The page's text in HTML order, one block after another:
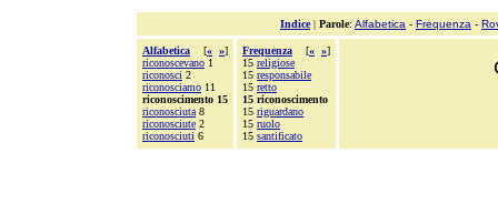
Indice| Parole: Alfabetica - Frequenza -
Alfabetica [« »]
riconoscevano 1
riconosci 2
riconosciamo 11
riconoscimento 15
riconosciuta 8
riconosciute 2
riconosciuti 6
Frequenza [« »]
15 religiose
15 responsabile
15 retto
15 riconoscimento
15 riguardano
15 ruolo
15 santificato